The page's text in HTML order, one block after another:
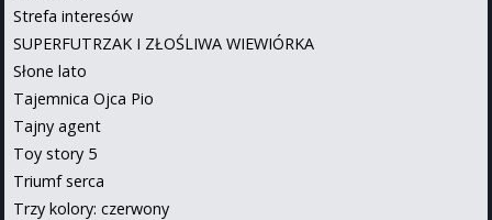
Strefa interesów
SUPERFUTRZAK I ZŁOŚLIWA WIEWIÓRKA
Słone lato
Tajemnica Ojca Pio
Tajny agent
Toy story 5
Triumf serca
Trzy kolory: czerwony